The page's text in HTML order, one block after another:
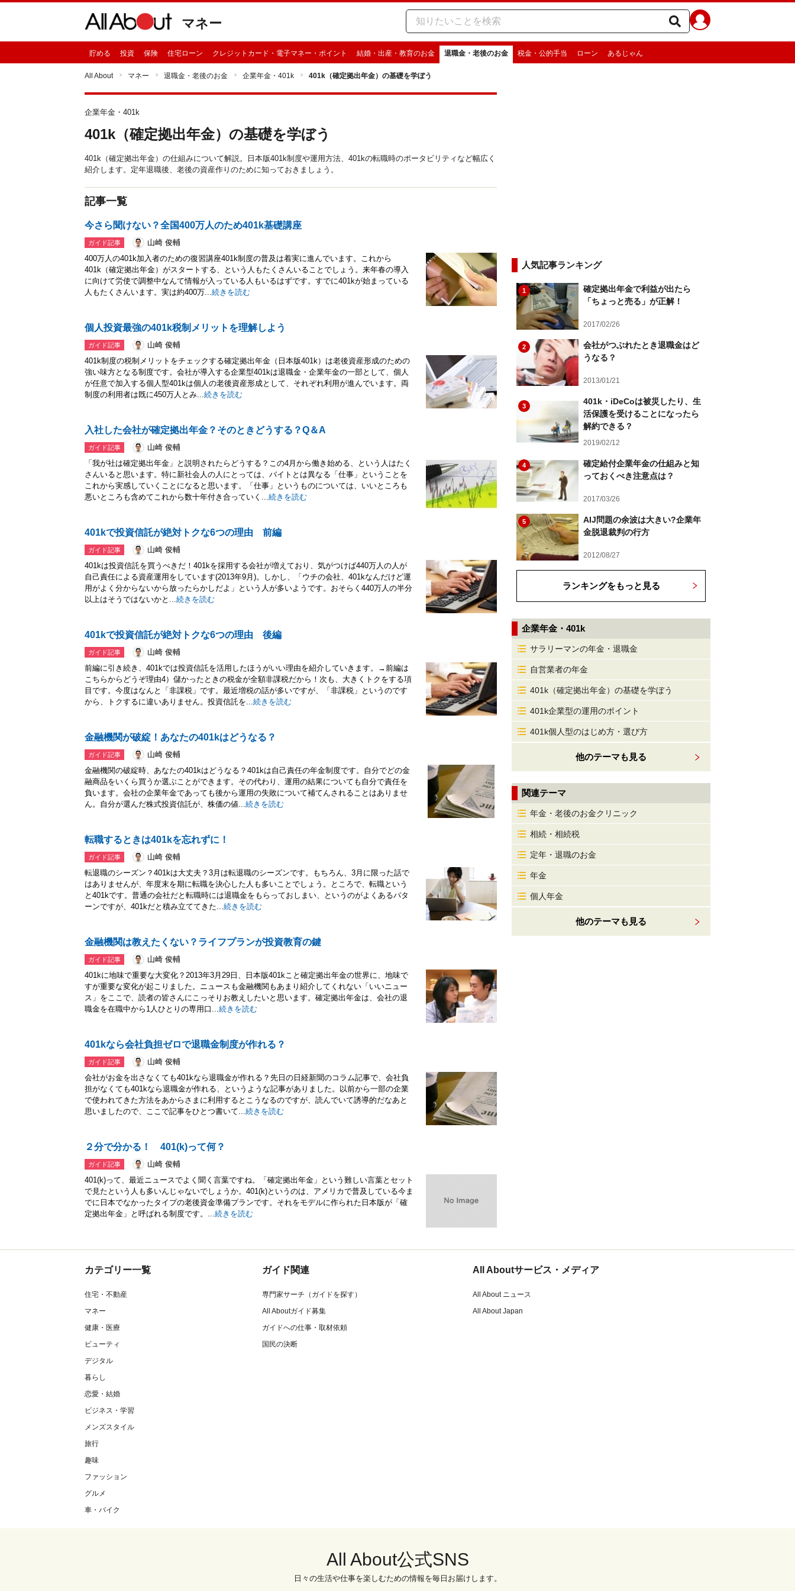
マネー
貯める 投資 保険 住宅ローン クレジットカード・電子マネー・ポイント 結婚・出産・教育のお金 退職金・老後のお金 税金・公的手当 ローン あるじゃん
All About マネー 退職金・老後のお金 企業年金・401k 401k（確定拠出年金）の基礎を学ぼう
企業年金・401k
401k（確定拠出年金）の基礎を学ぼう
401k（確定拠出年金）の仕組みについて解説。日本版401k制度や運用方法、401kの転職時のポータビリティなど幅広く
紹介します。定年退職後、老後の資産作りのために知っておきましょう。
記事一覧
今さら聞けない？全国400万人のため401k基礎講座
ガイド記事
山崎 俊輔
400万人の401k加入者のための復習講座401k制度の普及は着実に進んでいます。これから
401k（確定拠出年金）がスタートする、という人もたくさんいることでしょう。来年春の導入
に向けて労使で調整中なんて情報が入っている人もいるはずです。すでに401kが始まっている
人もたくさんいます。実は約400万...続きを読む
個人投資最強の401k税制メリットを理解しよう
ガイド記事
山崎 俊輔
401k制度の税制メリットをチェックする確定拠出年金（日本版401k）は老後資産形成のための
強い味方となる制度です。会社が導入する企業型401kは退職金・企業年金の一部として、個人
が任意で加入する個人型401kは個人の老後資産形成として、それぞれ利用が進んでいます。両
制度の利用者は既に450万人とみ...続きを読む
入社した会社が確定拠出年金？そのときどうする？Q＆A
ガイド記事
山崎 俊輔
「我が社は確定拠出年金」と説明されたらどうする？この4月から働き始める、という人はたく
さんいると思います。特に新社会人の人にとっては、バイトとは異なる「仕事」ということを
これから実感していくことになると思います。「仕事」というものについては、いいところも
悪いところも含めてこれから数十年付き合っていく...続きを読む
401kで投資信託が絶対トクな6つの理由 前編
ガイド記事
山崎 俊輔
401kは投資信託を買うべきだ！401kを採用する会社が増えており、気がつけば440万人の人が
自己責任による資産運用をしています(2013年9月)。しかし、「ウチの会社、401kなんだけど運
用がよく分からないから放ったらかしだよ」という人が多いようです。おそらく440万人の半分
以上はそうではないかと...続きを読む
401kで投資信託が絶対トクな6つの理由 後編
ガイド記事
山崎 俊輔
前編に引き続き、401kでは投資信託を活用したほうがいい理由を紹介していきます。→前編は
こちらからどうぞ理由4）儲かったときの税金が全額非課税だから！次も、大きくトクをする項
目です。今度はなんと「非課税」です。最近増税の話が多いですが、「非課税」というのです
から、トクするに違いありません。投資信託を...続きを読む
金融機関が破綻！あなたの401kはどうなる？
ガイド記事
山崎 俊輔
金融機関の破綻時、あなたの401kはどうなる？401kは自己責任の年金制度です。自分でどの金
融商品をいくら買うか選ぶことができます。その代わり、運用の結果についても自分で責任を
負います。会社の企業年金であっても後から運用の失敗について補てんされることはありませ
ん。自分が選んだ株式投資信託が、株価の値...続きを読む
転職するときは401kを忘れずに！
ガイド記事
山崎 俊輔
転退職のシーズン？401kは大丈夫？3月は転退職のシーズンです。もちろん、3月に限った話で
はありませんが、年度末を期に転職を決心した人も多いことでしょう。ところで、転職という
と401kです。普通の会社だと転職時には退職金をもらっておしまい、というのがよくあるパタ
ーンですが、401kだと積み立ててきた...続きを読む
金融機関は教えたくない？ライフプランが投資教育の鍵
ガイド記事
山崎 俊輔
401kに地味で重要な大変化？2013年3月29日、日本版401kこと確定拠出年金の世界に、地味で
すが重要な変化が起こりました。ニュースも金融機関もあまり紹介してくれない「いいニュー
ス」をここで、読者の皆さんにこっそりお教えしたいと思います。確定拠出年金は、会社の退
職金を在職中から1人ひとりの専用口...続きを読む
401kなら会社負担ゼロで退職金制度が作れる？
ガイド記事
山崎 俊輔
会社がお金を出さなくても401kなら退職金が作れる？先日の日経新聞のコラム記事で、会社負
担がなくても401kなら退職金が作れる、というような記事がありました。以前から一部の企業
で使われてきた方法をあからさまに利用するとこうなるのですが、読んでいて誘導的だなあと
思いましたので、ここで記事をひとつ書いて...続きを読む
２分で分かる！ 401(k)って何？
ガイド記事
山崎 俊輔
401(k)って、最近ニュースでよく聞く言葉ですね。「確定拠出年金」という難しい言葉とセット
で見たという人も多いんじゃないでしょうか。401(k)というのは、アメリカで普及している今ま
でに日本でなかったタイプの老後資金準備プランです。それをモデルに作られた日本版が「確
定拠出年金」と呼ばれる制度です。...続きを読む
人気記事ランキング
1
確定拠出年金で利益が出たら
「ちょっと売る」が正解！
2017/02/26
2
会社がつぶれたとき退職金はど
うなる？
2013/01/21
3
401k・iDeCoは被災したり、生
活保護を受けることになったら
解約できる？
2019/02/12
4
確定給付企業年金の仕組みと知
っておくべき注意点は？
2017/03/26
5
AIJ問題の余波は大きい?企業年
金脱退裁判の行方
2012/08/27
ランキングをもっと見る
企業年金・401k
サラリーマンの年金・退職金
自営業者の年金
401k（確定拠出年金）の基礎を学ぼう
401k企業型の運用のポイント
401k個人型のはじめ方・選び方
他のテーマも見る
関連テーマ
年金・老後のお金クリニック
相続・相続税
定年・退職のお金
年金
個人年金
他のテーマも見る
カテゴリー一覧
住宅・不動産
マネー
健康・医療
ビューティ
デジタル
暮らし
恋愛・結婚
ビジネス・学習
メンズスタイル
旅行
趣味
ファッション
グルメ
車・バイク
ガイド関連
専門家サーチ（ガイドを探す）
All Aboutガイド募集
ガイドへの仕事・取材依頼
国民の決断
All Aboutサービス・メディア
All About ニュース
All About Japan
All About公式SNS
日々の生活や仕事を楽しむための情報を毎日お届けします。